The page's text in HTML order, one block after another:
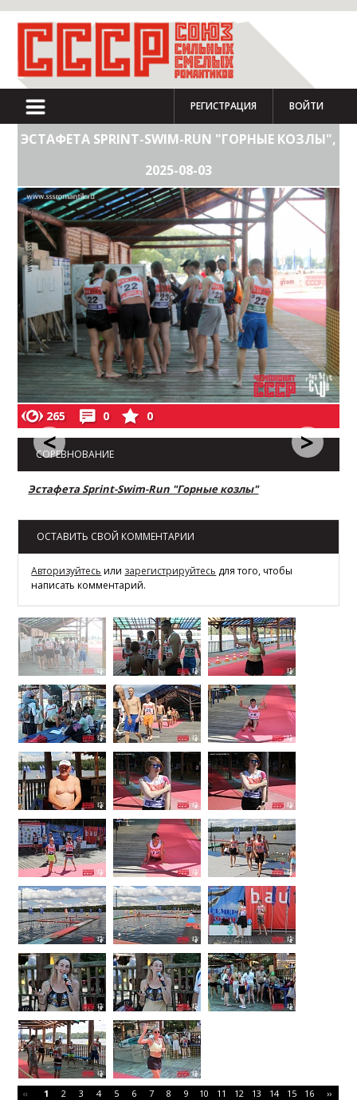
РЕГИСТРАЦИЯ ВОЙТИ
ЭСТАФЕТА SPRINT-SWIM-RUN "ГОРНЫЕ КОЗЛЫ",
2025-08-03
< >
265 0 0
СОРЕВНОВАНИЕ
Эстафета Sprint-Swim-Run "Горные козлы"
ОСТАВИТЬ СВОЙ КОММЕНТАРИИ
Авторизуйтесь или зарегистрируйтесь для того, чтобы
написать комментарий.
‹‹ ››
1 2 3 4 5 6 7 8 9 10 11 12 13 14 15
16